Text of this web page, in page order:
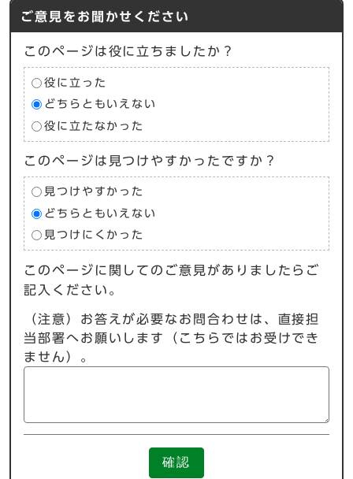
ご意見をお聞かせください
このページは役に立ちましたか？
役に立った
どちらともいえない
役に立たなかった
このページは見つけやすかったですか？
見つけやすかった
どちらともいえない
見つけにくかった
このページに関してのご意見がありましたらご
記入ください。
（注意）お答えが必要なお問合わせは、直接担
当部署へお願いします（こちらではお受けでき
ません）。
確認